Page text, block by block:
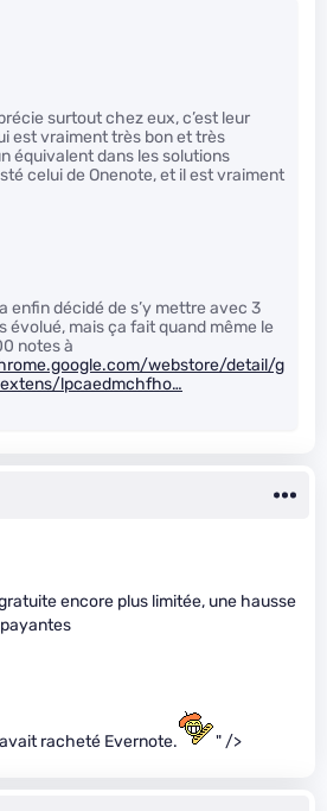
surtout chez eux, c’est leur
est vraiment très bon et très
équivalent dans les solutions
celui de Onenote, et il est vraiment
enfin décidé de s’y mettre avec 3
évolué, mais ça fait quand même le
notes à
webstore/detail/g
lpcaedmchfho…
encore plus limitée, une hausse
racheté Evernote. " />